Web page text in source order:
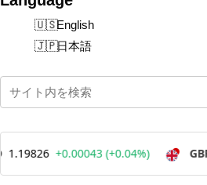
English
日本語